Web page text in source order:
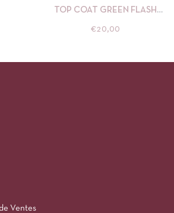
TOP COAT GREEN FLASH
MANUCURIST
€20,00
Ventes